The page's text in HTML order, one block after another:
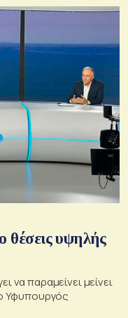
θέσεις υψηλής
να παραμείνει μείνει
Υφυπουργός